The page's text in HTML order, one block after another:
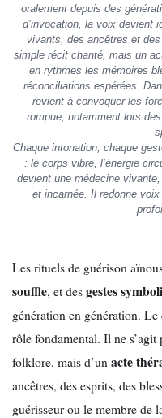
oralement depuis des
d’invocation, la voix devient
vivants, des ancêtres et
simple récit chanté, mais un
en rythmes les mémoires
réconciliations espérées.
revient à convoquer les
rompue, notamment lors
Chaque intonation, chaque
: le corps vibre, l’énergie
devient une médecine
et incarnée. Il redonne
Les rituels de guérison
souffle, et desgestes
génération en génération.
rôle fondamental. Il ne
folklore, mais d’un acte
ancêtres, des esprits, des
guérisseur ou le membre de